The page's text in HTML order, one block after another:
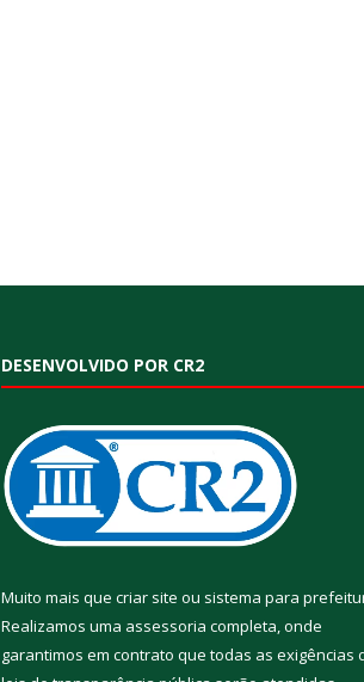
DESENVOLVIDO POR CR2
Muito mais que criar site ou sistema para
Realizamos uma assessoria completa, onde
garantimos em contrato que todas as exigências